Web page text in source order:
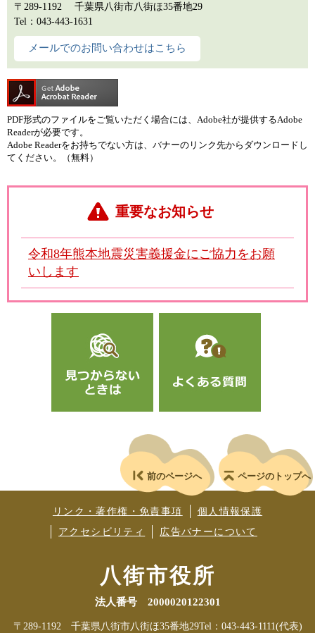
〒289-1192
千葉県八街市八街ほ35番地29
Tel：043-443-1631
メールでのお問い合わせはこちら
PDF形式のファイルをご覧いただく場合には、Adobe社が提供するAdobe
Readerが必要です。
Adobe Readerをお持ちでない方は、バナーのリンク先からダウンロードし
てください。（無料）
重要なお知らせ
令和8年熊本地震災害義援金にご協力をお願
いします
前のページへ ページのトップへ
リンク・著作権・免責事項
個人情報保護
アクセシビリティ
広告バナーについて
八街市役所
法人番号 2000020122301
〒289-1192 千葉県八街市八街ほ35番地29Tel：043-443-1111(代表)